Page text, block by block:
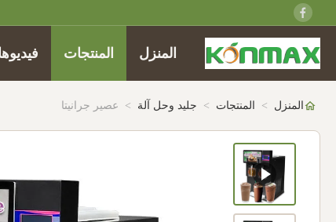
المنزل المنتجات
المنزل > المنتجات > جليد وحل آلة > عصير جرانيتا